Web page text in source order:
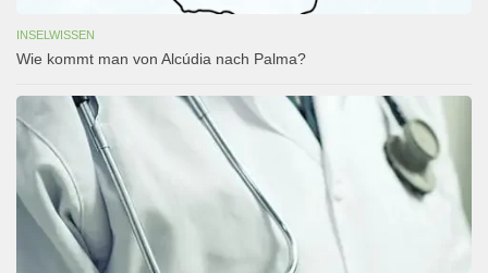
INSELWISSEN
Wie kommt man von Alcúdia nach Palma?